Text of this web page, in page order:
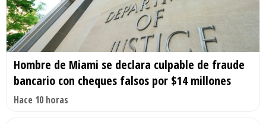
Hombre de Miami se declara culpable de fraude
bancario con cheques falsos por $14 millones
Hace 10 horas